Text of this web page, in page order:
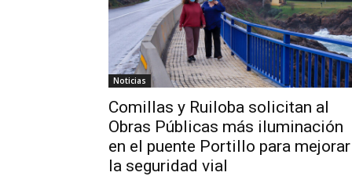
Noticias
Comillas y Ruiloba solicitan al
Obras Públicas más iluminación
en el puente Portillo para mejorar
la seguridad vial